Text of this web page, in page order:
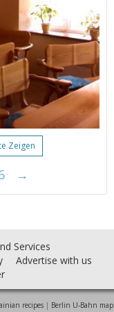
Zeigen
→
Services
Advertise with us
recipes| Berlin U-Bahn map